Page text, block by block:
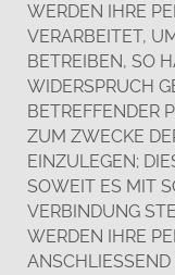
WERDEN IHRE
VERARBEITET,
BETREIBEN, SO
WIDERSPRUCH
BETREFFENDER
ZUM ZWECKE
EINZULEGEN;
SOWEIT ES MIT
VERBINDUNG
WERDEN IHRE